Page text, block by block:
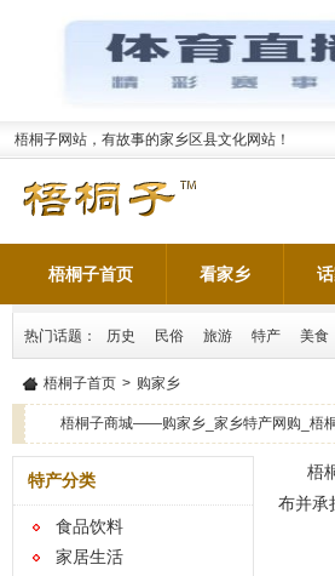
梧桐子网站，有故事的家乡区县文化网站！
梧桐子首页 看家乡
热门话题： 历史 民俗 旅游 特产 美食
梧桐子首页 > 购家乡
梧桐子商城——购家乡_家乡特产网购_梧
特产分类
食品饮料
家居生活
梧
布并承